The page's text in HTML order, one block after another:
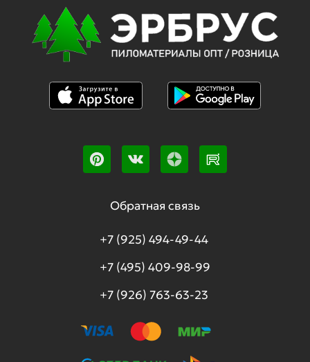
Обратная связь
+7 (925) 494-49-44
+7 (495) 409-98-99
+7 (926) 763-63-23